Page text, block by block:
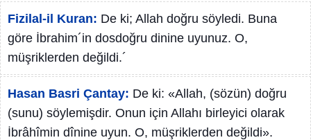
Fizilal-il Kuran: De ki; Allah doğru söyledi. Buna
göre İbrahim´in dosdoğru dinine uyunuz. O,
müşriklerden değildi.´
Hasan Basri Çantay: De ki: «Allah, (sözün) doğru
(sunu) söylemişdir. Onun için Allahı birleyici olarak
İbrâhîmin dînine uyun. O, müşriklerden değildi».